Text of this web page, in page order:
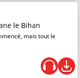
le Bihan
mais tout le